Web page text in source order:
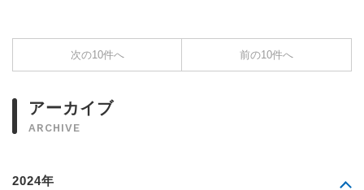
次の10件へ 前の10件へ
アーカイブ
ARCHIVE
2024年